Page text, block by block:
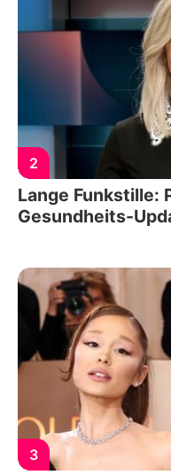
2
Lange Funkstille:
Gesundheits-
3